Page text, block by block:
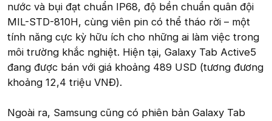
nước và bụi đạt chuẩn IP68, độ bền chuẩn quân đội
MIL-STD-810H, cùng viên pin có thể tháo rời – một
tính năng cực kỳ hữu ích cho những ai làm việc trong
môi trường khắc nghiệt. Hiện tại, Galaxy Tab Active5
đang được bán với giá khoảng 489 USD (tương đương
khoảng 12,4 triệu VNĐ).
Ngoài ra, Samsung cũng có phiên bản Galaxy Tab